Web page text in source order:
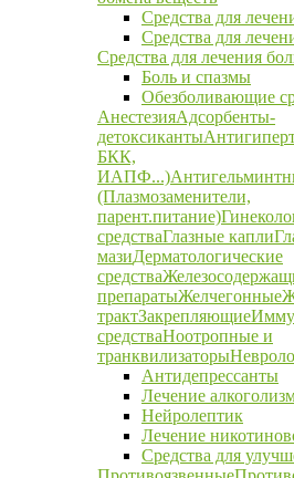
Средства для
Средства для
Средства для лечения
Боль и спазмы
Обезболивающие
АнестезияАдсорбенты-
детоксиканты
БКК,
ИАПФ...)
(Плазмозаменители,
парент.питание)
средстваГлазные капли
мазиДерматологические
средства
препаратыЖелчегонные
трактЗакрепляющие
средстваНоотропные и
транквилизаторы
Антидепрессанты
Лечение
Нейролептик
Лечение
Средства для